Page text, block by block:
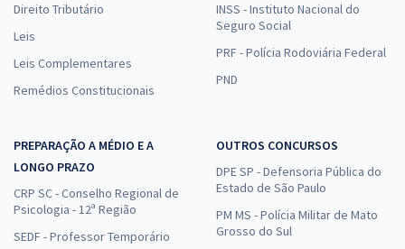
Direito Tributário
Leis
Leis Complementares
Remédios Constitucionais
INSS - Instituto Nacional do
Seguro Social
PRF - Polícia Rodoviária Federal
PND
PREPARAÇÃO A MÉDIO E A
LONGO PRAZO
CRP SC - Conselho Regional de
Psicologia - 12ª Região
SEDF - Professor Temporário
OUTROS CONCURSOS
DPE SP - Defensoria Pública do
Estado de São Paulo
PM MS - Polícia Militar de Mato
Grosso do Sul